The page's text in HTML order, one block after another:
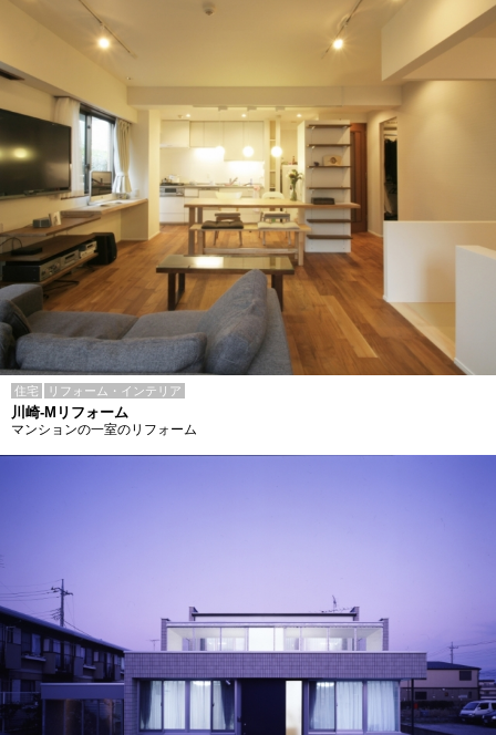
住宅 リフォーム・インテリア
川崎-Mリフォーム
マンションの一室のリフォーム